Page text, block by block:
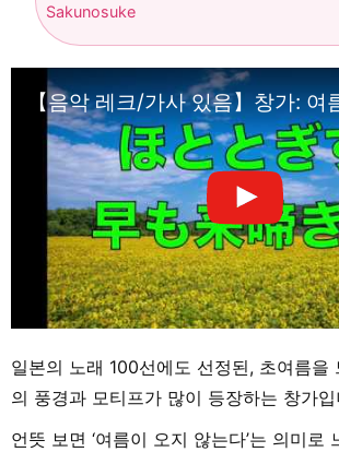
Sakunosuke
【음악 레크/가사 있음】창가:
일본의 노래 100선에도 선정된, 초여름을
의 풍경과 모티프가 많이 등장하는 창가입
언뜻 보면 ‘여름이 오지 않는다’는 의미로